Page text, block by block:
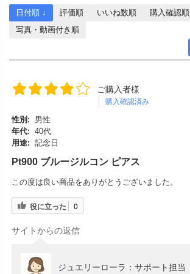
日付順 ↓ 評価順 いいね数順 購入確認順
写真・動画付き順
ご購入者様
購入確認済み
性別:
男性
年代: 40代
用途: 記念日
Pt900 ブルージルコン ピアス
この度は良い商品をありがとうございました。
役に立った 0
サイトからの返信
ジュエリーローラ：サポート担当